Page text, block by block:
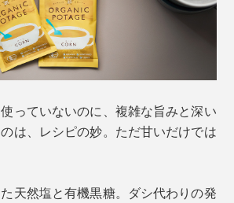
っていないのに、複雑な旨みと深い
は、レシピの妙。ただ甘いだけでは
天然塩と有機黒糖。ダシ代わりの発